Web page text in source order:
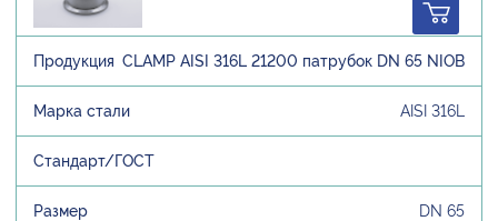
CLAMP AISI 316L 21200 патрубок DN 65 NIOB
AISI 316L
DN 65